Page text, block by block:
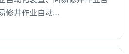
修井作业自动…